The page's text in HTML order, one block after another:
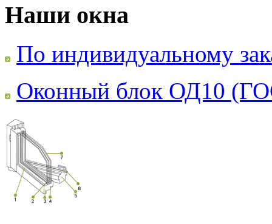
Наши окна
По индивидуальному
Оконный блок ОД10